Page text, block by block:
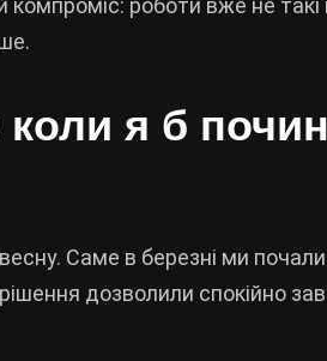
роботи вже не такі
коли я б
Саме в березні ми почали
дозволили спокійно